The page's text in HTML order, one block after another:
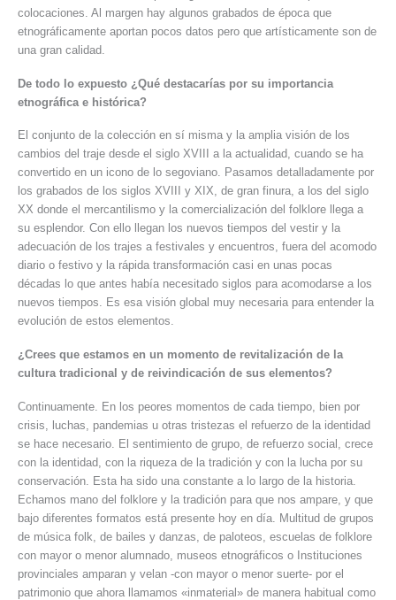
colocaciones. Al margen hay algunos grabados de época que
etnográficamente aportan pocos datos pero que artísticamente son de
una gran calidad.
De todo lo expuesto ¿Qué destacarías por su importancia
etnográfica e histórica?
El conjunto de la colección en sí misma y la amplia visión de los
cambios del traje desde el siglo XVIII a la actualidad, cuando se ha
convertido en un icono de lo segoviano. Pasamos detalladamente por
los grabados de los siglos XVIII y XIX, de gran finura, a los del siglo
XX donde el mercantilismo y la comercialización del folklore llega a
su esplendor. Con ello llegan los nuevos tiempos del vestir y la
adecuación de los trajes a festivales y encuentros, fuera del acomodo
diario o festivo y la rápida transformación casi en unas pocas
décadas lo que antes había necesitado siglos para acomodarse a los
nuevos tiempos. Es esa visión global muy necesaria para entender la
evolución de estos elementos.
¿Crees que estamos en un momento de revitalización de la
cultura tradicional y de reivindicación de sus elementos?
Continuamente. En los peores momentos de cada tiempo, bien por
crisis, luchas, pandemias u otras tristezas el refuerzo de la identidad
se hace necesario. El sentimiento de grupo, de refuerzo social, crece
con la identidad, con la riqueza de la tradición y con la lucha por su
conservación. Esta ha sido una constante a lo largo de la historia.
Echamos mano del folklore y la tradición para que nos ampare, y que
bajo diferentes formatos está presente hoy en día. Multitud de grupos
de música folk, de bailes y danzas, de paloteos, escuelas de folklore
con mayor o menor alumnado, museos etnográficos o Instituciones
provinciales amparan y velan -con mayor o menor suerte- por el
patrimonio que ahora llamamos «inmaterial» de manera habitual como